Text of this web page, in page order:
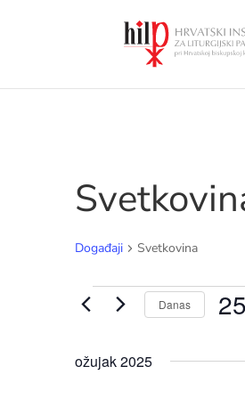
Događaji Svetkovina
DogađajiDanas
ožujak 2025